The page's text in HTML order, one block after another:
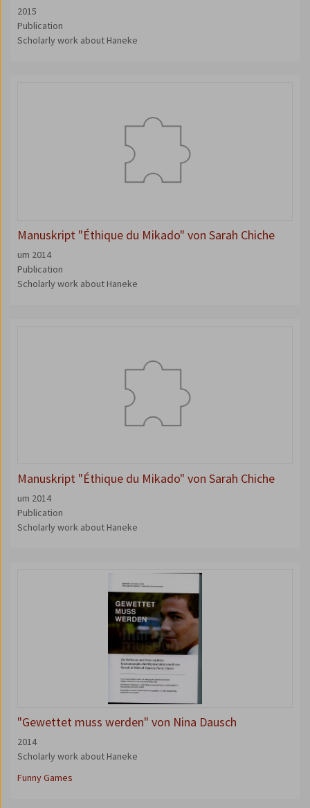
2015
Publication
Scholarly work about Haneke
Manuskript "Éthique du Mikado" von Sarah Chiche
um 2014
Publication
Scholarly work about Haneke
Manuskript "Éthique du Mikado" von Sarah Chiche
um 2014
Publication
Scholarly work about Haneke
"Gewettet muss werden" von Nina Dausch
2014
Scholarly work about Haneke
Funny Games